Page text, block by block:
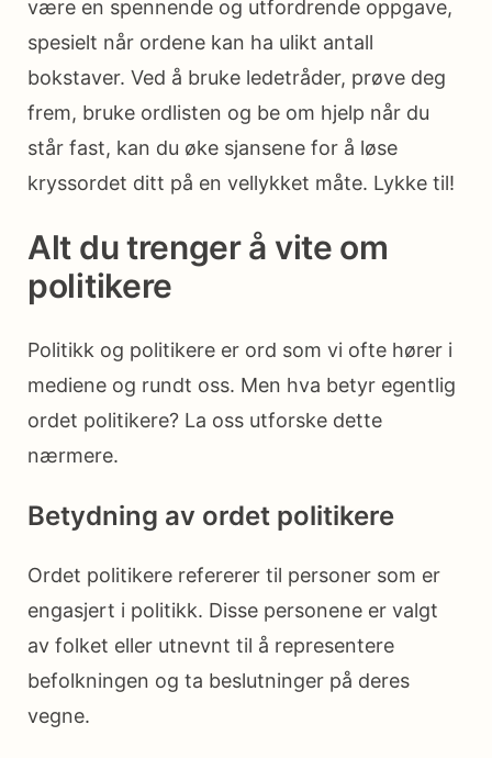
være en spennende og utfordrende oppgave,
spesielt når ordene kan ha ulikt antall
bokstaver. Ved å bruke ledetråder, prøve deg
frem, bruke ordlisten og be om hjelp når du
står fast, kan du øke sjansene for å løse
kryssordet ditt på en vellykket måte. Lykke til!
Alt du trenger å vite om
politikere
Politikk og politikere er ord som vi ofte hører i
mediene og rundt oss. Men hva betyr egentlig
ordet politikere? La oss utforske dette
nærmere.
Betydning av ordet politikere
Ordet politikere refererer til personer som er
engasjert i politikk. Disse personene er valgt
av folket eller utnevnt til å representere
befolkningen og ta beslutninger på deres
vegne.